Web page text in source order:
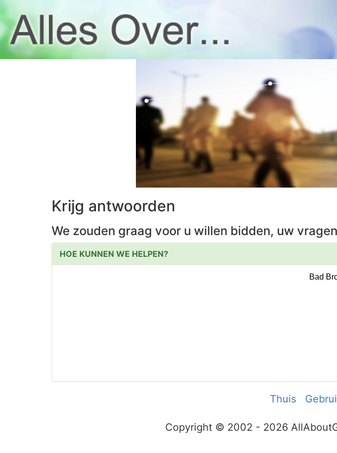
Krijg antwoorden
We zouden graag voor u willen bidden, uw
HOE KUNNEN WE HELPEN?
Thuis
Copyright © 2002 - 2026